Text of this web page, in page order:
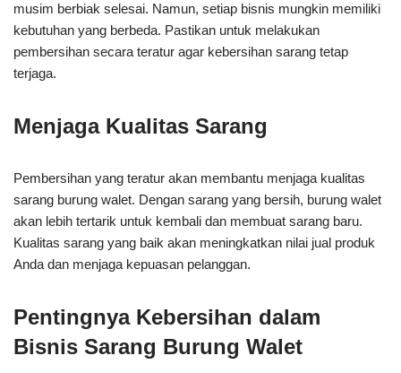
musim berbiak selesai. Namun, setiap bisnis mungkin memiliki
kebutuhan yang berbeda. Pastikan untuk melakukan
pembersihan secara teratur agar kebersihan sarang tetap
terjaga.
Menjaga Kualitas Sarang
Pembersihan yang teratur akan membantu menjaga kualitas
sarang burung walet. Dengan sarang yang bersih, burung walet
akan lebih tertarik untuk kembali dan membuat sarang baru.
Kualitas sarang yang baik akan meningkatkan nilai jual produk
Anda dan menjaga kepuasan pelanggan.
Pentingnya Kebersihan dalam
Bisnis Sarang Burung Walet